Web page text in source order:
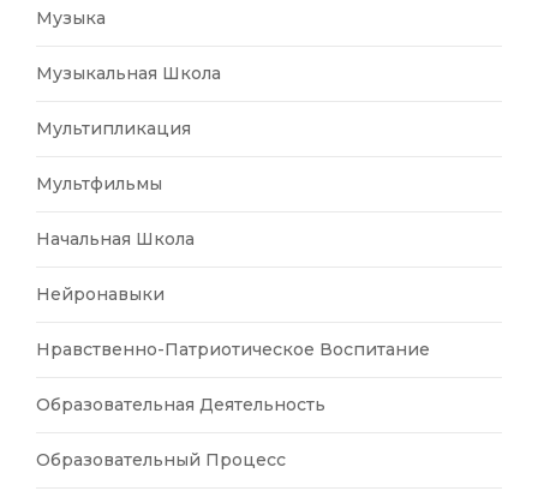
Музыка
Музыкальная Школа
Мультипликация
Мультфильмы
Начальная Школа
Нейронавыки
Нравственно-Патриотическое Воспитание
Образовательная Деятельность
Образовательный Процесс